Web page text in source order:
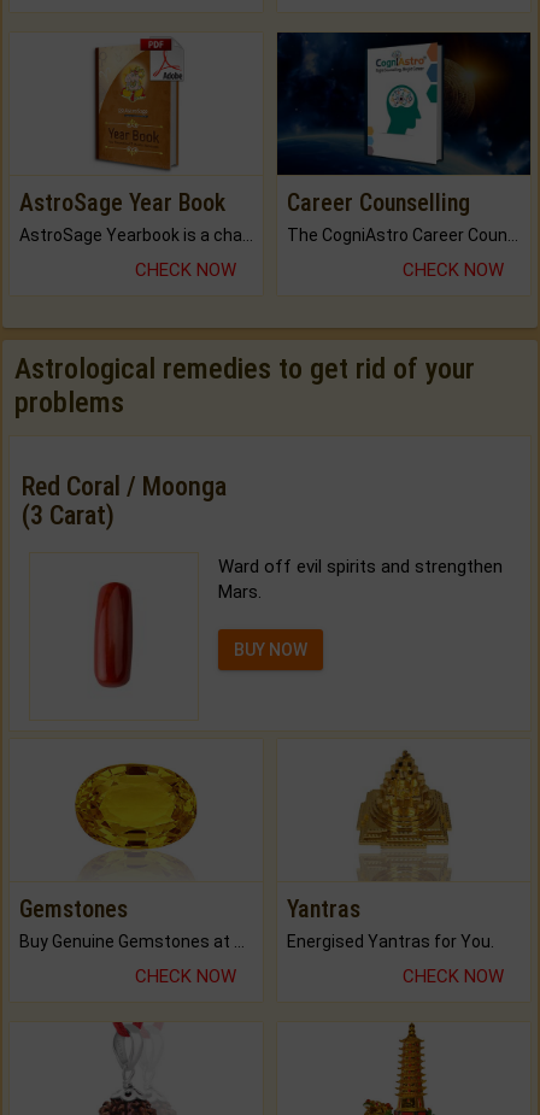
AstroSage Year Book
AstroSage Yearbook is a channel to fulfill your dreams and destiny.
CHECK NOW
Career Counselling
The CogniAstro Career Counselling Report is the most comprehensive report available on this topic.
CHECK NOW
Astrological remedies to get rid of your
problems
Red Coral / Moonga
(3 Carat)
Ward off evil spirits and strengthen
Mars.
BUY NOW
Gemstones
Buy Genuine Gemstones at Best Prices.
CHECK NOW
Yantras
Energised Yantras for You.
CHECK NOW